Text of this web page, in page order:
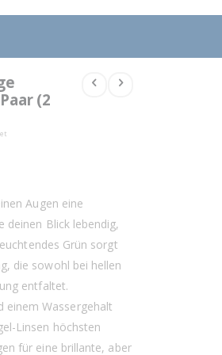
(2
Augen eine
deinen Blick lebendig,
Grün sorgt
die sowohl bei hellen
entfaltet.
einem Wassergehalt
Linsen höchsten
für eine brillante, aber